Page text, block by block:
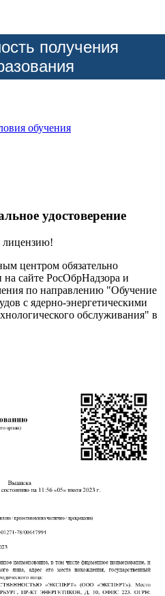
получения
обучения
удостоверение
лицензию!
центром обязательно
на сайте РосОбрНадзора и
по направлению "Обучение
с ядерно-энергетическими
обслуживания" в